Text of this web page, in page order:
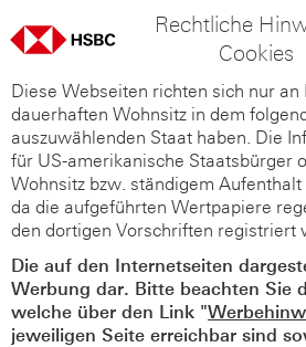
Rechtliche
Cookies
Diese Webseiten richten sich nur an
dauerhaften Wohnsitz in dem
auszuwählenden Staat haben. Die
für US-amerikanische Staatsbürger
Wohnsitz bzw. ständigem
da die aufgeführten Wertpapiere
den dortigen Vorschriften registriert
Die auf den Internetseiten
Werbung dar. Bitte beachten Sie
welche über den Link "
jeweiligen Seite erreichbar sind